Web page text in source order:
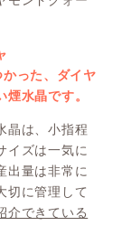
った、ダイヤ
水晶です。
晶は、小指程
イズは一気に
出量は非常に
切に管理して
介できている